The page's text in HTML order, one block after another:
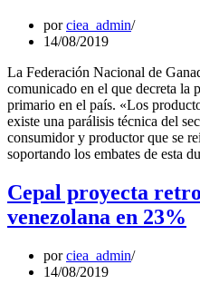
en
$
8.1
porciea_admin
14/08/2019
La Federación Nacional de
comunicado en el que decreta la
primario en el país. «Los
existe una parálisis técnica del
consumidor y productor que se
soportando los embates de esta
Cepal proyecta
venezolana en 23%
porciea_admin
14/08/2019